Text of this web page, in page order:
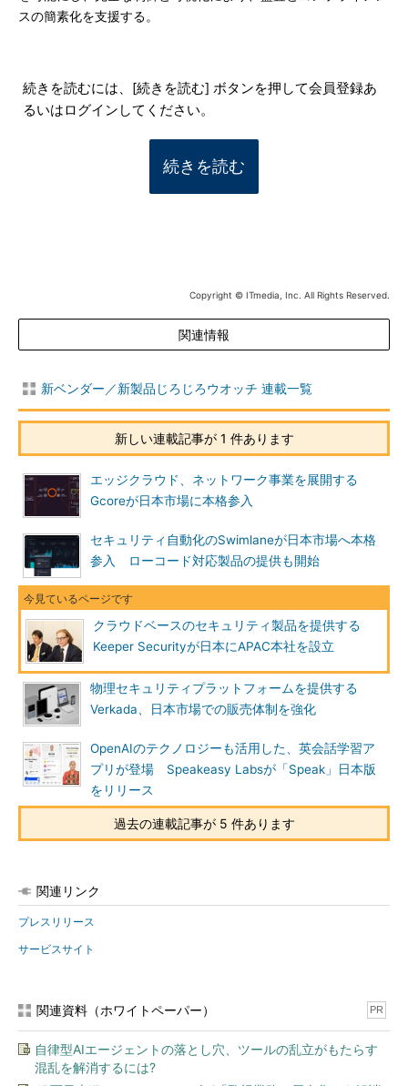
スの簡素化を支援する。
続きを読むには、[続きを読む] ボタンを押して会員登録あ
るいはログインしてください。
続きを読む
Copyright © ITmedia, Inc. All Rights Reserved.
関連情報
新ベンダー／新製品じろじろウオッチ 連載一覧
新しい連載記事が 1 件あります
エッジクラウド、ネットワーク事業を展開する
Gcoreが日本市場に本格参入
セキュリティ自動化のSwimlaneが日本市場へ本格
参入 ローコード対応製品の提供も開始
クラウドベースのセキュリティ製品を提供する
Keeper Securityが日本にAPAC本社を設立
物理セキュリティプラットフォームを提供する
Verkada、日本市場での販売体制を強化
OpenAIのテクノロジーも活用した、英会話学習ア
プリが登場 Speakeasy Labsが「Speak」日本版
をリリース
過去の連載記事が 5 件あります
関連リンク
プレスリリース
サービスサイト
関連資料（ホワイトペーパー） PR
自律型AIエージェントの落とし穴、ツールの乱立がもたらす
混乱を解消するには?